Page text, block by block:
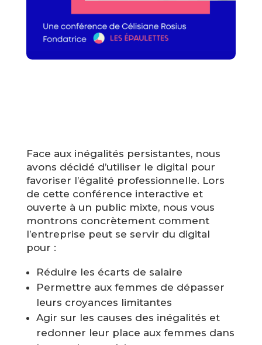
Face aux inégalités persistantes, nous
avons décidé d’utiliser le digital pour
favoriser l’égalité professionnelle. Lors
de cette conférence interactive et
ouverte à un public mixte, nous vous
montrons concrètement comment
l’entreprise peut se servir du digital
pour :
Réduire les écarts de salaire
Permettre aux femmes de dépasser
leurs croyances limitantes
Agir sur les causes des inégalités et
redonner leur place aux femmes dans